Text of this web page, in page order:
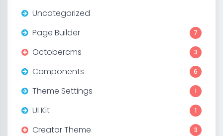
Uncategorized
Page Builder
7
Octobercms 3
Components 6
Theme Settings 1
UI Kit 1
Creator Theme 3